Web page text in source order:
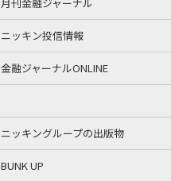
月刊金融ジャーナル
ニッキン投信情報
金融ジャーナルONLINE
ニッキングループの出版物
BUNK UP